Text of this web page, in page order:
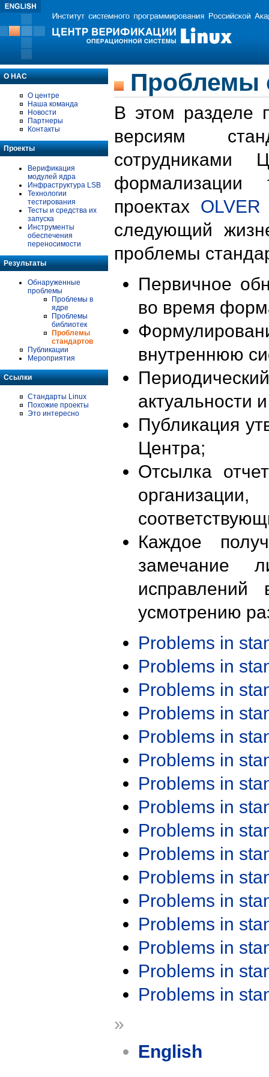
О НАС
О центре
Наша команда
Новости
Партнеры
Контакты
Проекты
Верификация
модулей ядра
Инфраструктура LSB
Технологии
тестирования
Тесты и средства их
запуска
Инструменты
обеспечения
переносимости
Результаты
Обнаруженные
проблемы
Проблемы в
ядре
Проблемы
библиотек
Проблемы
стандартов
Публикации
Мероприятия
Ссылки
Стандарты Linux
Похожие проекты
Это интересно
Проблемы
В этом разделе
версиям
формализации
проектах OLVER
следующий
проблемы
Первичное
во время
внутреннюю
актуальности
Публикация
Центра;
Отсылка
Каждое
замечание
исправлений
усмотрению
Problems in
Problems in
Problems in
Problems in
Problems in
Problems in
Problems in
Problems in
Problems in
Problems in
Problems in
Problems in
Problems in
Problems in
Problems in
Problems in
»
English